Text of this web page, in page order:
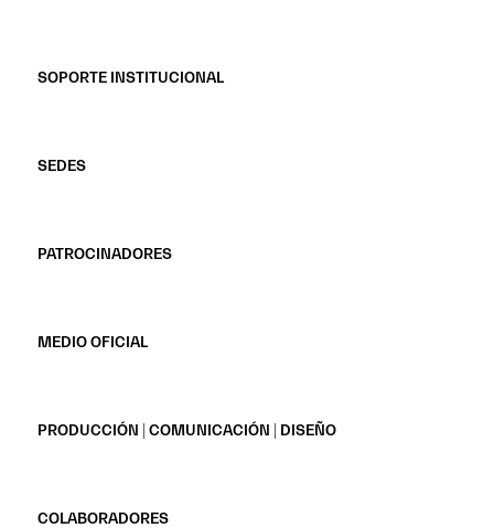
SOPORTE INSTITUCIONAL
SEDES
PATROCINADORES
MEDIO OFICIAL
PRODUCCIÓN | COMUNICACIÓN | DISEÑO
COLABORADORES